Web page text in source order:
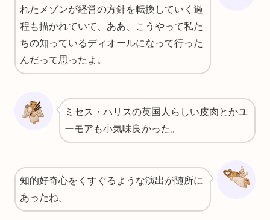
れたメゾンが経営の方針を転換していく過
程も描かれていて、ああ、こうやって私た
ちの知っているディオールになって行った
んだって思ったよ。
ミセス・ハリスの英国人らしい皮肉とかユ
ーモアも小気味良かった。
知的好奇心をくすぐるような演出が随所に
あったね。